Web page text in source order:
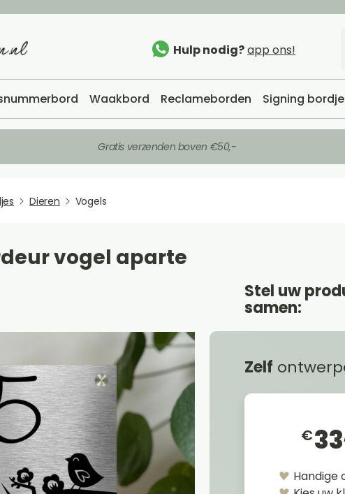
Hulp nodig?app ons!
Waakbord Reclameborden Signing
Gratis verzenden boven €50,-
Dieren Vogels
vogel aparte
Stel uw
samen:
Zelf
€33
Handige